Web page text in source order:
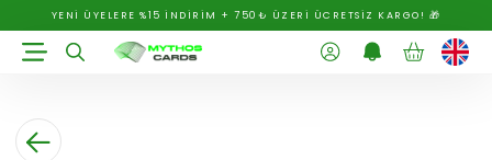
YENİ ÜYELERE %15 İNDİRİM + 750₺ ÜZERİ ÜCRETSİZ KARGO! 🎁